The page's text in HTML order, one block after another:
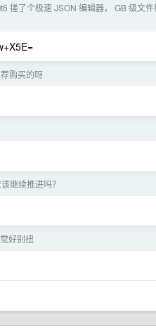
搓了个极速 JSON 编辑器， GB 级文
购买的呀
继续推进吗？
好别扭